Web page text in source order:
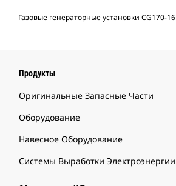
Газовые генераторные установки CG170-16
Продукты
Оригинальные Запасные Части
Оборудование
Навесное Оборудование
Системы Выработки Электроэнергии